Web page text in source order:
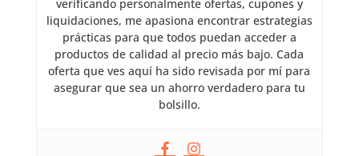
verificando personalmente ofertas, cupones y
liquidaciones, me apasiona encontrar estrategias
prácticas para que todos puedan acceder a
productos de calidad al precio más bajo. Cada
oferta que ves aquí ha sido revisada por mí para
asegurar que sea un ahorro verdadero para tu
bolsillo.